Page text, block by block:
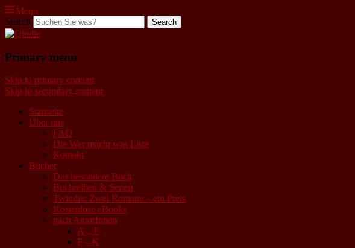
Menu
Qindie
Search
Primary menu
Skip to primary content
Skip to secondary content
Startseite
Über uns
FAQ
Die Wer macht was Liste
Kontakt
Bücher
Das besondere Buch
Buchreihen & Serien
Twindie: Zwei Romane – ein Preis
Kostenlose eBooks
nach AutorInnen
A – E
F – K